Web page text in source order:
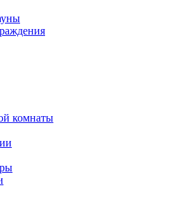
комнаты